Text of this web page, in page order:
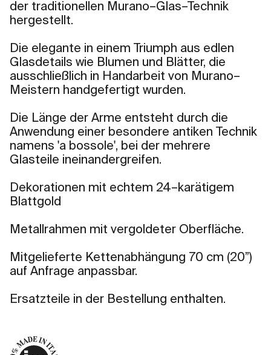
der traditionellen Murano–Glas–Technik
hergestellt.
Die elegante in einem Triumph aus edlen
Glasdetails wie Blumen und Blätter, die
ausschließlich in Handarbeit von Murano–
Meistern handgefertigt wurden.
Die Länge der Arme entsteht durch die
Anwendung einer besondere antiken Technik
namens 'a bossole', bei der mehrere
Glasteile ineinandergreifen.
Dekorationen mit echtem 24–karätigem
Blattgold
Metallrahmen mit vergoldeter Oberfläche.
Mitgelieferte Kettenabhängung 70 cm (20”)
auf Anfrage anpassbar.
Ersatzteile in der Bestellung enthalten.